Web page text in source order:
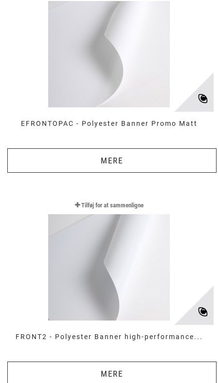
EFRONTOPAC - Polyester Banner Promo Matt
MERE
FRONT2 - Polyester Banner high-performance...
MERE
Tilføj for at sammenligne